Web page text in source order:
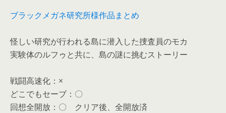
ブラックメガネ研究所様作品まとめ
怪しい研究が行われる島に潜入した捜査員のモカ
実験体のルフゥと共に、島の謎に挑むストーリー
戦闘高速化：×
どこでもセーブ：〇
回想全開放：〇 クリア後、全開放済